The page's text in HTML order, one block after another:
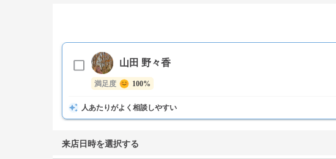
山田 野々香
満足度 100%
人あたりがよく相談しやすい
来店日時を選択する